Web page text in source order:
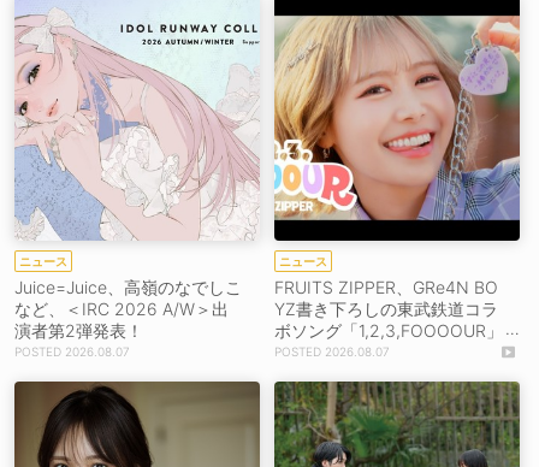
ニュース
Juice=Juice、高嶺のなでしこ
など、＜IRC 2026 A/W＞出
演者第2弾発表！
2026.08.07
ニュース
FRUITS ZIPPER、GRe4N BO
YZ書き下ろしの東武鉄道コラ
ボソング「1,2,3,FOOOOUR」
をリリース＆MV公開！
2026.08.07